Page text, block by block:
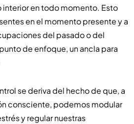
interior en todo momento. Esto
en el momento presente y a
del pasado o del
de enfoque, un ancla para
se deriva del hecho de que, a
consciente, podemos modular
y regular nuestras